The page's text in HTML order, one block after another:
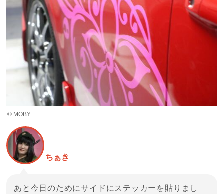
© MOBY
ちぁき
あと今日のためにサイドにステッカーを貼りまし